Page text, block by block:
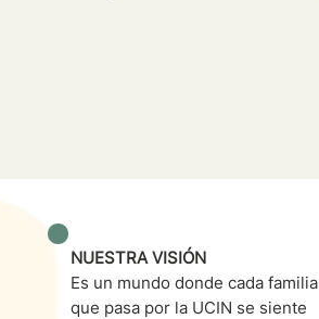
NUESTRA VISIÓN
Es un mundo donde cada familia
que pasa por la UCIN se siente